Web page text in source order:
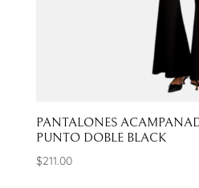
PANTALONES
PUNTO DOBLE BLACK
$211.00